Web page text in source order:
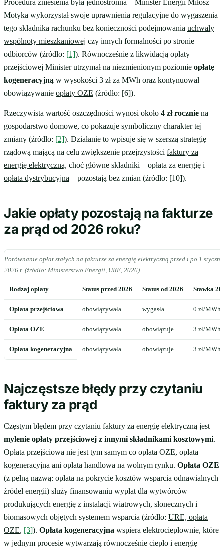
Procedura zniesienia była jednostronna – Minister Energii Miłosz
Motyka wykorzystał swoje uprawnienia regulacyjne do wygaszenia
tego składnika rachunku bez konieczności podejmowania uchwały
wspólnoty mieszkaniowej czy innych formalności po stronie
odbiorców (źródło: [1]). Równocześnie z likwidacją opłaty
przejściowej Minister utrzymał na niezmienionym poziomie opłatę
kogeneracyjną w wysokości 3 zł za MWh oraz kontynuował
obowiązywanie opłaty OZE (źródło: [6]).
Rzeczywista wartość oszczędności wynosi około 4 zł rocznie na
gospodarstwo domowe, co pokazuje symboliczny charakter tej
zmiany (źródło: [2]). Działanie to wpisuje się w szerszą strategię
rządową mającą na celu zwiększenie przejrzystości faktury za
energię elektryczną, choć główne składniki – opłata za energię i
opłata dystrybucyjna – pozostają bez zmian (źródło: [10]).
Jakie opłaty pozostają na fakturze
za prąd od 2026 roku?
Porównanie opłat stałych na fakturze za energię elektryczną przed i po 1
2026 r. (źródło: Ministerstwo Energii, URE, 2026)
Rodzaj opłaty Status przed 2026 Status od 2026 Stawka
Opłata przejściowa obowiązywała wygasła 0 zł/MWh
Opłata OZE obowiązywała obowiązuje 3 zł/MWh
Opłata kogeneracyjna obowiązywała obowiązuje 3 zł/MWh
Najczęstsze błędy przy czytaniu
faktury za prąd
Częstym błędem przy czytaniu faktury za energię elektryczną jest
mylenie opłaty przejściowej z innymi składnikami kosztowymi.
Opłata przejściowa nie jest tym samym co opłata OZE, opłata
kogeneracyjna ani opłata handlowa na wolnym rynku. Opłata OZE
(z pełną nazwą: opłata na pokrycie kosztów wsparcia odnawialnych
źródeł energii) służy finansowaniu wypłat dla wytwórców
produkujących energię z instalacji wiatrowych, słonecznych i
biomasowych objętych systemem wsparcia (źródło: URE, opłata
OZE, [3]). Opłata kogeneracyjna wspiera elektrociepłownie, które
w jednym procesie wytwarzają równocześnie ciepło i energię